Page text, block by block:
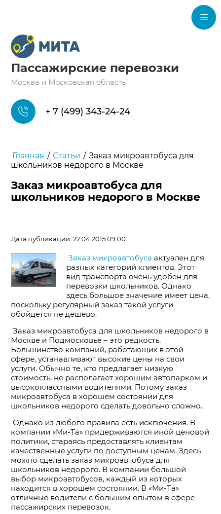
Пассажирские перевозки
Москва и Московская область
+ 7 (499) 343-24-24
Главная / Статьи / Заказ микроавтобуса для
школьников недорого в Москве
Заказ микроавтобуса для
школьников недорого в Москве
Дата публикации: 22.04.2015 09:00
Заказ микроавтобуса актуален для
разных категорий клиентов. Этот
вид транспорта очень удобен для
перевозки школьников. Однако
здесь большое значение имеет цена,
поскольку регулярный заказ такой услуги
обойдется не дешево.
Заказ микроавтобуса для школьников недорого в
Москве и Подмосковье – это редкость.
Большинство компаний, работающих в этой
сфере, устанавливают высокие цены на свои
услуги. Обычно те, кто предлагает низкую
стоимость, не располагает хорошим автопарком и
высококлассными водителями. Потому заказ
микроавтобуса в хорошем состоянии для
школьников недорого сделать довольно сложно.
Однако из любого правила есть исключения. В
компании «Ми-Та» придерживаются иной ценовой
политики, стараясь предоставлять клиентам
качественные услуги по доступным ценам. Здесь
можно сделать заказ микроавтобуса для
школьников недорого. В компании большой
выбор микроавтобусов, каждый из которых
находится в хорошем состоянии. В «Ми-Та»
отличные водители с большим опытом в сфере
пассажирских перевозок.